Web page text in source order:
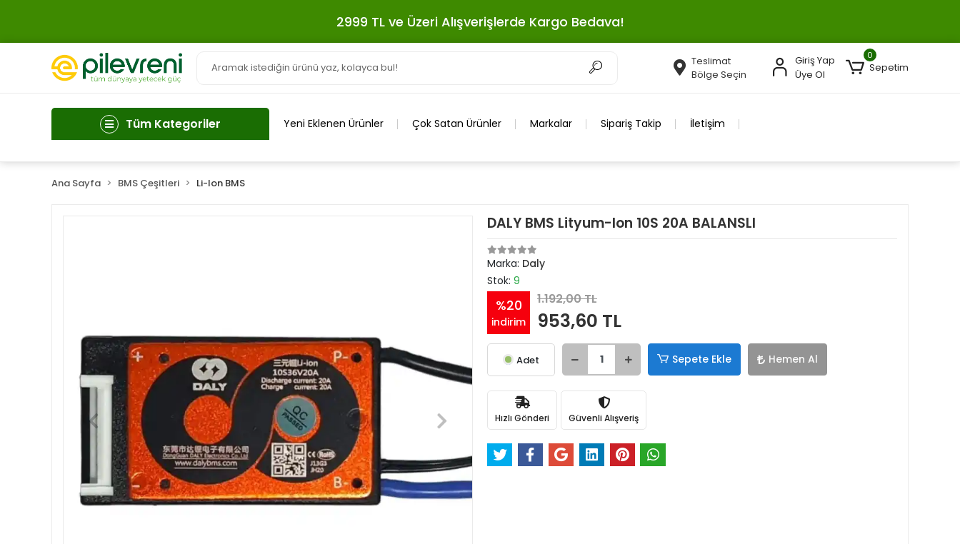
2999 TL ve Üzeri Alışverişlerde Kargo Bedava!
Teslimat
Bölge Seçin
Giriş Yap
Üye Ol
0
Sepetim
Tüm Kategoriler Yeni Eklenen Ürünler Çok Satan Ürünler Markalar Sipariş Takip İletişim
Ana Sayfa BMS Çeşitleri Li-Ion BMS
DALY BMS Lityum-Ion 10S 20A BALANSLI
Marka: Daly
Stok: 9
%20
indirim
1.192,00 TL
953,60 TL
Adet Sepete Ekle Hemen Al
Hızlı Gönderi Güvenli Alışveriş